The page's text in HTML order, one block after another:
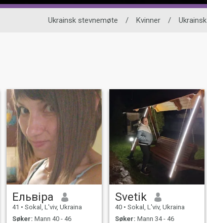
Ukrainsk stevnemøte / Kvinner / Ukrainsk
Ельвіра
41 • Sokal, L'viv, Ukraina
Søker: Mann 40 - 46
Svetik
40 • Sokal, L'viv, Ukraina
Søker: Mann 34 - 46